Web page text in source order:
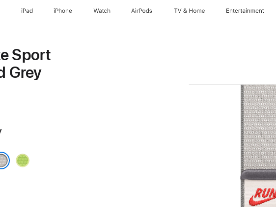
iPad iPhone Watch AirPods TV & Home Entertainment
Sport
Grey
Volt